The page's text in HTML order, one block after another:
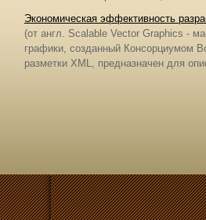
Экономическая эффективность
(от англ. Scalable Vector Graphics -
графики, созданный Консорциумом
разметки XML, предназначен для